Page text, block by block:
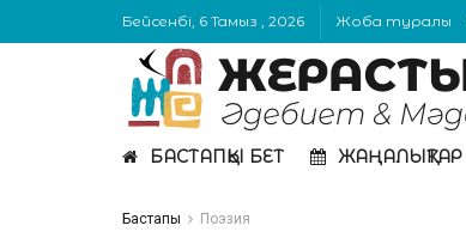
Бейсенбі, 6 Тамыз , 2026 Жоба туралы
БАСТАПҚЫ БЕТ ЖАҢАЛЫҚТАР
Бастапқы Поэзия